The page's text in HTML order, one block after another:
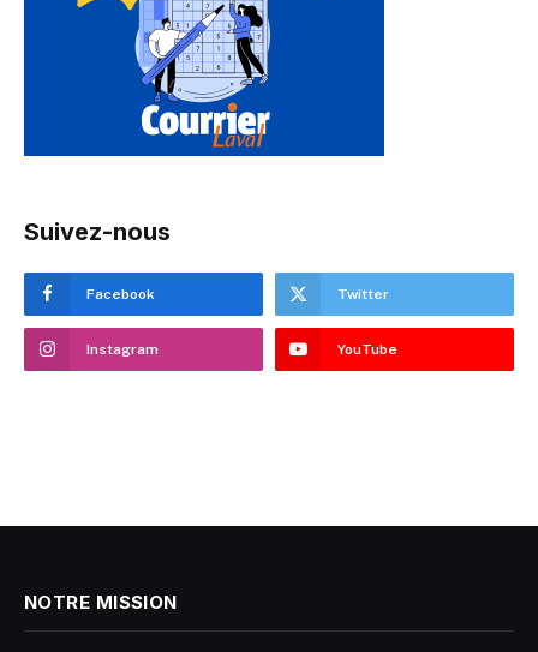
Suivez-nous
Facebook Twitter
Instagram YouTube
NOTRE MISSION